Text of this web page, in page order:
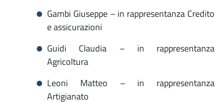
Gambi Giuseppe – in rappresentanza Credito
e assicurazioni
Guidi Claudia – in rappresentanza
Agricoltura
Leoni Matteo – in rappresentanza
Artigianato